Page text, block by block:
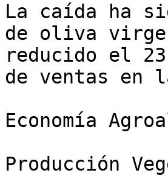
La caída ha
de oliva
reducido el
de ventas en
Economía
Producción